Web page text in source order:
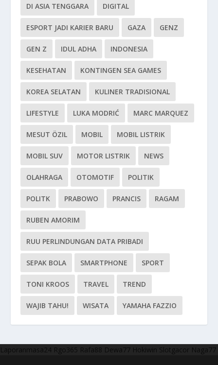
DI ASIA TENGGARA DIGITAL
ESPORT JADI KARIER BARU GAZA GENZ
GEN Z IDUL ADHA INDONESIA
KESEHATAN KONTINGEN SEA GAMES
KOREA SELATAN KULINER TRADISIONAL
LIFESTYLE LUKA MODRIĆ MARC MARQUEZ
MESUT ÖZIL MOBIL MOBIL LISTRIK
MOBIL SUV MOTOR LISTRIK NEWS
OLAHRAGA OTOMOTIF POLITIK
POLITK PRABOWO PRANCIS RAGAM
RUBEN AMORIM
RUU PERLINDUNGAN DATA PRIBADI
SEPAK BOLA SMARTPHONE SPORT
TONI KROOS TRAVEL TREND
WAJIB TAHU! WISATA YAMAHA FAZZIO
Laporanmasa24 Rgo365 Rafa88 Dewa77 Hokiwin Slotgacor Naga77